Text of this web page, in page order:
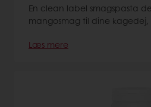
En clean label smagspasta
mangosmag til dine kagedej,
Læs mere